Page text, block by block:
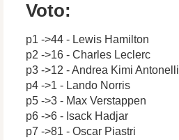
Voto:
p1 ->44 - Lewis Hamilton
p2 ->16 - Charles Leclerc
p3 ->12 - Andrea Kimi Antonelli
p4 ->1 - Lando Norris
p5 ->3 - Max Verstappen
p6 ->6 - Isack Hadjar
p7 ->81 - Oscar Piastri